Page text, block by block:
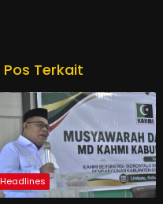
Pos Terkait
Headlines